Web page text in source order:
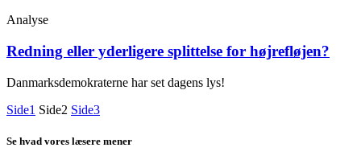
Analyse
Redning eller yderligere splittelse for højrefløjen?
Danmarksdemokraterne har set dagens lys!
Side1 Side2 Side3
Se hvad vores læsere mener